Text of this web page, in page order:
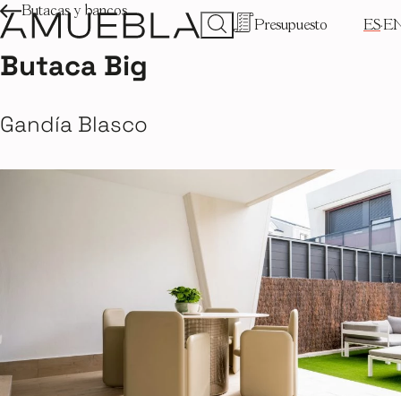
Presupuesto ES
Butacas y bancos
Butaca Big
Gandía Blasco